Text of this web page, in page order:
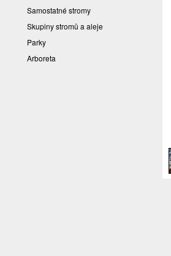
Samostatné stromy
Skupiny stromů a aleje
Parky
Arboreta